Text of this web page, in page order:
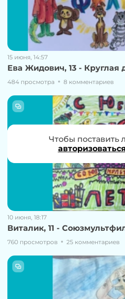
15 июня, 14:57
Ева Жидович, 13 - Круглая
484 просмотра 8 комментариев
10 июня, 18:17
Виталик, 11 -
760 просмотров 25 комментариев
Чтобы проголосовать
авторизоваться
Чтобы поставить
авторизоваться